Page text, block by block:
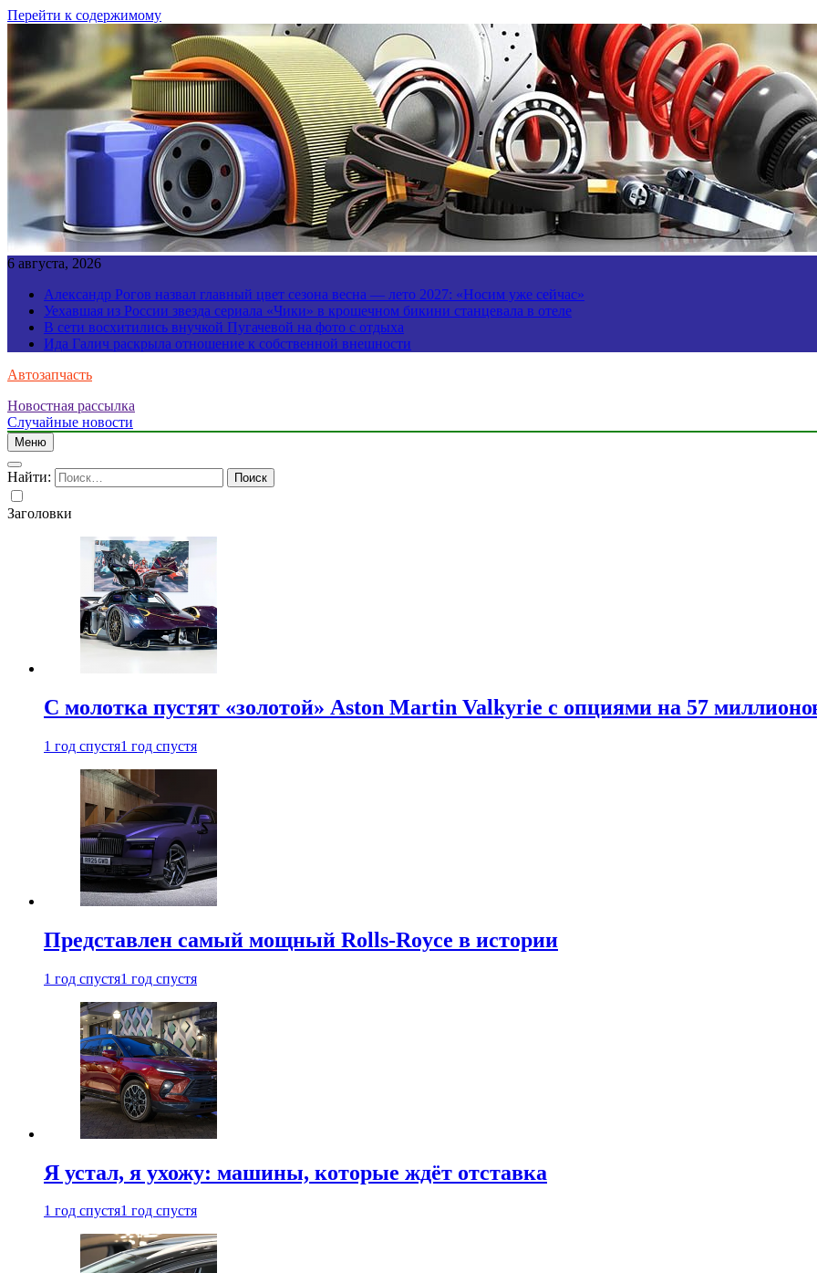
Перейти к содержимому
6 августа, 2026
Александр Рогов назвал главный цвет сезона весна — лето 2027: «Носим уже сейчас»
Уехавшая из России звезда сериала «Чики» в крошечном бикини станцевала в отеле
В сети восхитились внучкой Пугачевой на фото с отдыха
Ида Галич раскрыла отношение к собственной внешности
Автозапчасть
Новостная рассылка
Случайные новости
Меню
Найти:
Заголовки
С молотка пустят «золотой» Aston Martin Valkyrie с опциями на 57
1 год спустя1 год спустя
Представлен самый мощный Rolls-Royce в истории
1 год спустя1 год спустя
Я устал, я ухожу: машины, которые ждёт отставка
1 год спустя1 год спустя